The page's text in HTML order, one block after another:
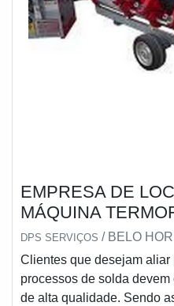
EMPRESA DE
MÁQUINA
DPS SERVIÇOS / BELO
Clientes que desejam
processos de solda
de alta qualidade. Sendo